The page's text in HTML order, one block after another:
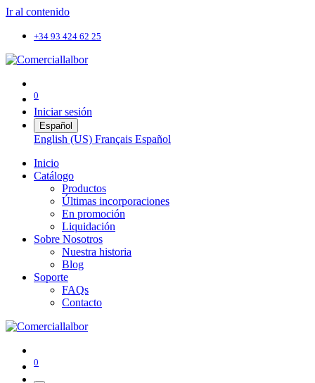
Ir al contenido
+34 93 424 62 25
0
Iniciar sesión
Español
English (US) Français Español
Inicio
Catálogo
Productos
Últimas incorporaciones
En promoción
Liquidación
Sobre Nosotros
Nuestra historia
Blog
Soporte
FAQs
Contacto
0